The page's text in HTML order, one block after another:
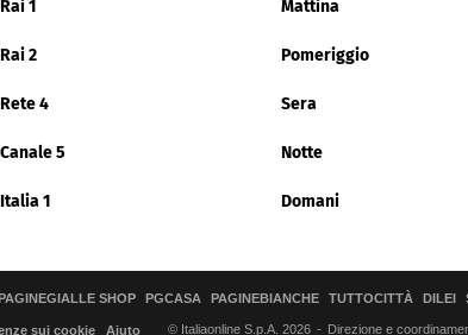
Rai 1 Mattina
Rai 2 Pomeriggio
Rete 4 Sera
Canale 5 Notte
Italia 1 Domani
PAGINEGIALLE SHOP PGCASA PAGINEBIANCHE TUTTOCITTÀ DILEI
sui cookie Aiuto © Italiaonline S.p.A. 2026 Direzione e